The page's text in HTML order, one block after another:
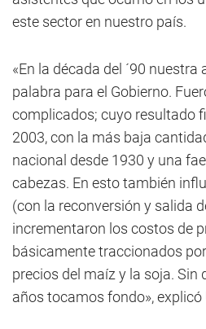
este sector en nuestro país.
«En la década del ´90
palabra para el Gobierno.
complicados; cuyo resultado
2003, con la más baja
nacional desde 1930 y una
cabezas. En esto también
(con la reconversión y salida
incrementaron los costos de
básicamente traccionados
precios del maíz y la soja. Sin
años tocamos fondo», explicó